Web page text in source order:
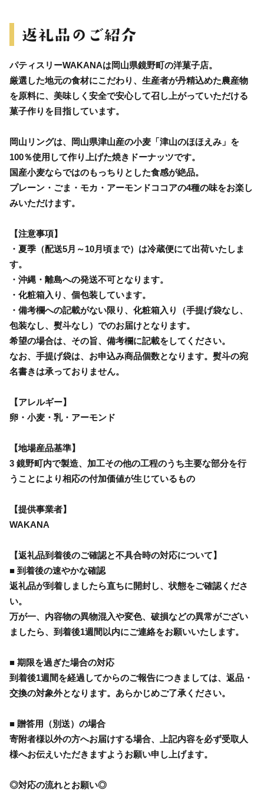
パティスリーWAKANAは岡山県鏡野町の洋菓子店。
厳選した地元の食材にこだわり、生産者が丹精込めた農産物
を原料に、美味しく安全で安心して召し上がっていただける
菓子作りを目指しています。
岡山リングは、岡山県津山産の小麦「津山のほほえみ」を
100％使用して作り上げた焼きドーナッツです。
国産小麦ならではのもっちりとした食感が絶品。
プレーン・ごま・モカ・アーモンドココアの4種の味をお楽し
みいただけます。
【注意事項】
・夏季（配送5月～10月頃まで）は冷蔵便にて出荷いたしま
す。
・沖縄・離島への発送不可となります。
・化粧箱入り、個包装しています。
・備考欄への記載がない限り、化粧箱入り（手提げ袋なし、
包装なし、熨斗なし）でのお届けとなります。
希望の場合は、その旨、備考欄に記載をしてください。
なお、手提げ袋は、お申込み商品個数となります。熨斗の宛
名書きは承っておりません。
【アレルギー】
卵・小麦・乳・アーモンド
【地場産品基準】
3 鏡野町内で製造、加工その他の工程のうち主要な部分を行
うことにより相応の付加価値が生じているもの
【提供事業者】
WAKANA
【返礼品到着後のご確認と不具合時の対応について】
■ 到着後の速やかな確認
返礼品が到着しましたら直ちに開封し、状態をご確認くださ
い。
万が一、内容物の異物混入や変色、破損などの異常がござい
ましたら、到着後1週間以内にご連絡をお願いいたします。
■ 期限を過ぎた場合の対応
到着後1週間を経過してからのご報告につきましては、返品・
交換の対象外となります。あらかじめご了承ください。
■ 贈答用（別送）の場合
寄附者様以外の方へお届けする場合、上記内容を必ず受取人
様へお伝えいただきますようお願い申し上げます。
◎対応の流れとお願い◎